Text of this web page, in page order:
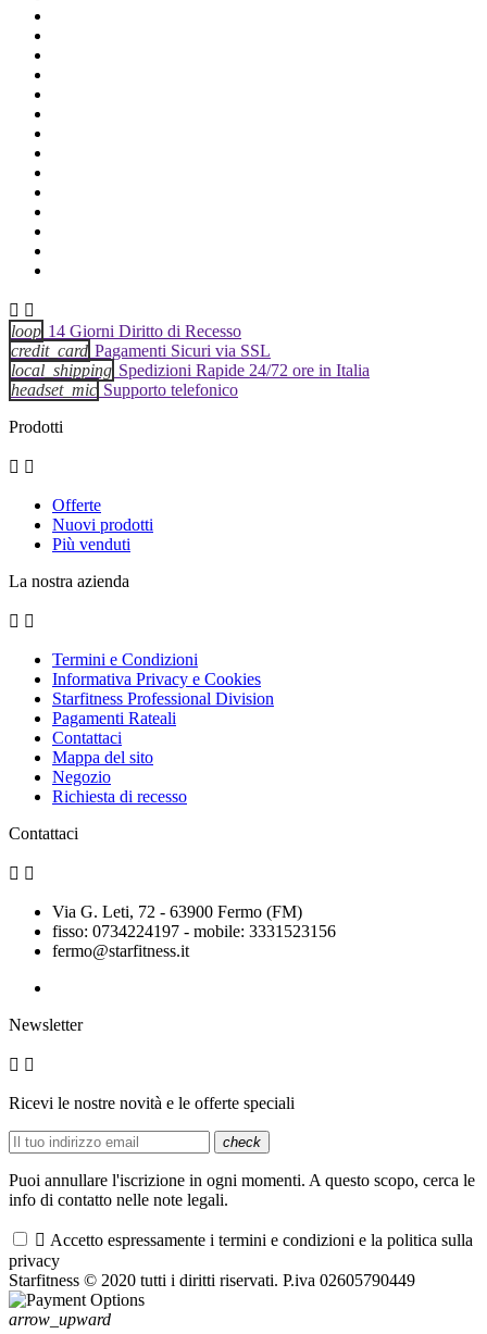
 
loop 14 Giorni Diritto di Recesso
credit_card Pagamenti Sicuri via SSL
local_shipping Spedizioni Rapide 24/72 ore in Italia
headset_mic Supporto telefonico
Prodotti
 
Offerte
Nuovi prodotti
Più venduti
La nostra azienda
 
Termini e Condizioni
Informativa Privacy e Cookies
Starfitness Professional Division
Pagamenti Rateali
Contattaci
Mappa del sito
Negozio
Richiesta di recesso
Contattaci
 
Via G. Leti, 72 - 63900 Fermo (FM)
fisso: 0734224197 - mobile: 3331523156
fermo@starfitness.it
Newsletter
 
Ricevi le nostre novità e le offerte speciali
check
Puoi annullare l'iscrizione in ogni momenti. A questo scopo, cerca le
info di contatto nelle note legali.
 Accetto espressamente i termini e condizioni e la politica sulla
privacy
Starfitness © 2020 tutti i diritti riservati. P.iva 02605790449
arrow_upward